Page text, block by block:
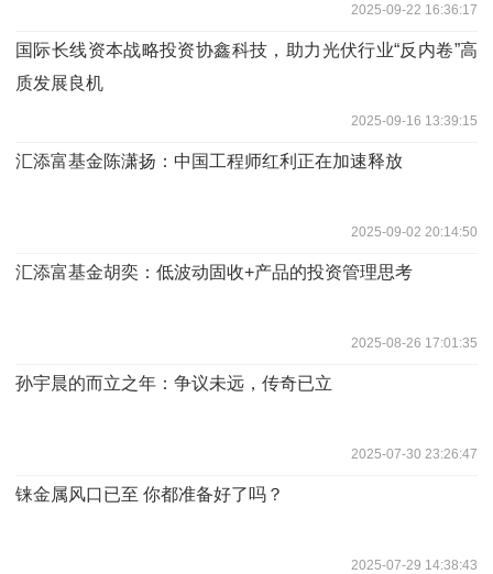
2025-09-22 16:36:17
国际长线资本战略投资协鑫科技，助力光伏行业“反内卷”高
质发展良机
2025-09-16 13:39:15
汇添富基金陈潇扬：中国工程师红利正在加速释放
2025-09-02 20:14:50
汇添富基金胡奕：低波动固收+产品的投资管理思考
2025-08-26 17:01:35
孙宇晨的而立之年：争议未远，传奇已立
2025-07-30 23:26:47
铼金属风口已至 你都准备好了吗？
2025-07-29 14:38:43